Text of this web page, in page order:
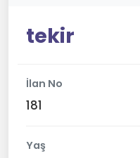
tekir
İlan No
181
Yaş